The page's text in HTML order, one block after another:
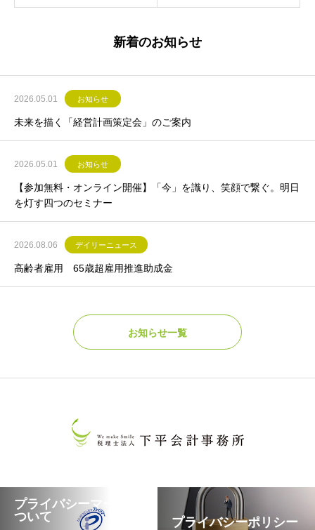
新着のお知らせ
2026.05.01 お知らせ
未来を描く「経営計画策定会」のご案内
2026.05.01 お知らせ
【参加無料・オンライン開催】「今」を識り、笑顔で繋ぐ。明日
を灯す四つのセミナー
2026.08.06 デイリーニュース
高齢者雇用 65歳超雇用推進助成金
お知らせ一覧
プライバシーマークに
ついて
プライバシーポリシー